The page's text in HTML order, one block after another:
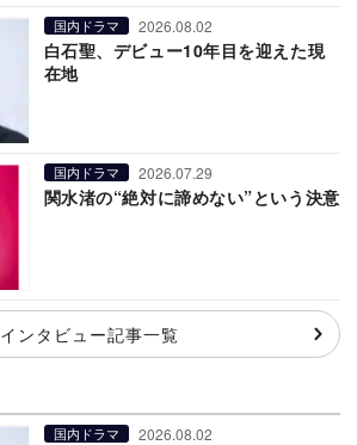
国内ドラマ 2026.08.02
白石聖、デビュー10年目を迎えた現
在地
国内ドラマ 2026.07.29
関水渚の“絶対に諦めない”という決意
インタビュー記事一覧
国内ドラマ 2026.08.02